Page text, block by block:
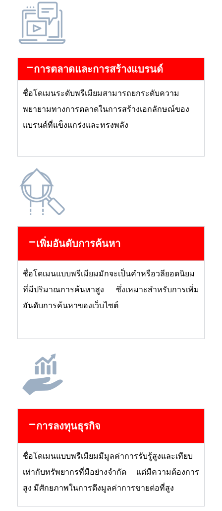
การตลาดและการสร้างแบรนด์
ชื่อโดเมนระดับพรีเมียมสามารถยกระดับความ
พยายามทางการตลาดในการสร้างเอกลักษณ์ของ
แบรนด์ที่แข็งแกร่งและทรงพลัง
เพิ่มอันดับการค้นหา
ชื่อโดเมนแบบพรีเมียมมักจะเป็นคำหรือวลียอดนิยม
ที่มีปริมาณการค้นหาสูง ซึ่งเหมาะสำหรับการเพิ่ม
อันดับการค้นหาของเว็บไซต์
การลงทุนธุรกิจ
ชื่อโดเมนแบบพรีเมียมมีมูลค่าการรับรู้สูงและเทียบ
เท่ากับทรัพยากรที่มีอย่างจำกัด แต่มีความต้องการ
สูง มีศักยภาพในการดึงมูลค่าการขายต่อที่สูง